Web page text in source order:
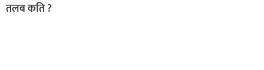
तलब कति ?